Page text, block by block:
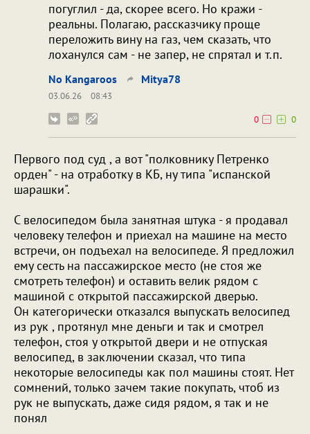
погуглил - да, скорее всего. Но кражи -
реальны. Полагаю, рассказчику проще
переложить вину на газ, чем сказать, что
лоханулся сам - не запер, не спрятал и т.п.
No Kangaroos Mitya78
03.06.26
08:43
0
0
Первого под суд , а вот "полковнику Петренко
орден" - на отработку в КБ, ну типа "испанской
шарашки".
С велосипедом была занятная штука - я продавал
человеку телефон и приехал на машине на место
встречи, он подъехал на велосипеде. Я предложил
ему сесть на пассажирское место (не стоя же
смотреть телефон) и оставить велик рядом с
машиной с открытой пассажирской дверью.
Он категорически отказался выпускать велосипед
из рук , протянул мне деньги и так и смотрел
телефон, стоя у открытой двери и не отпуская
велосипед, в заключении сказал, что типа
некоторые велосипеды как пол машины стоят. Нет
сомнений, только зачем такие покупать, чтоб из
рук не выпускать, даже сидя рядом, я так и не
понял